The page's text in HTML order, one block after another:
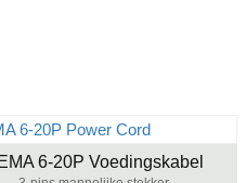
6-20P Voedingskabel